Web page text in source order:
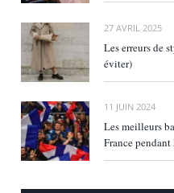
27 AVRIL 2025
Les erreurs de
éviter)
11 JUIN 2024
Les meilleurs
France